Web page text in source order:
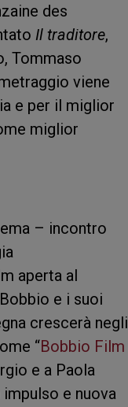
des
Il traditore,
Tommaso
viene
e per il miglior
miglior
– incontro
aperta al
e i suoi
crescerà negli
“Bobbio Film
e a Paola
e nuova